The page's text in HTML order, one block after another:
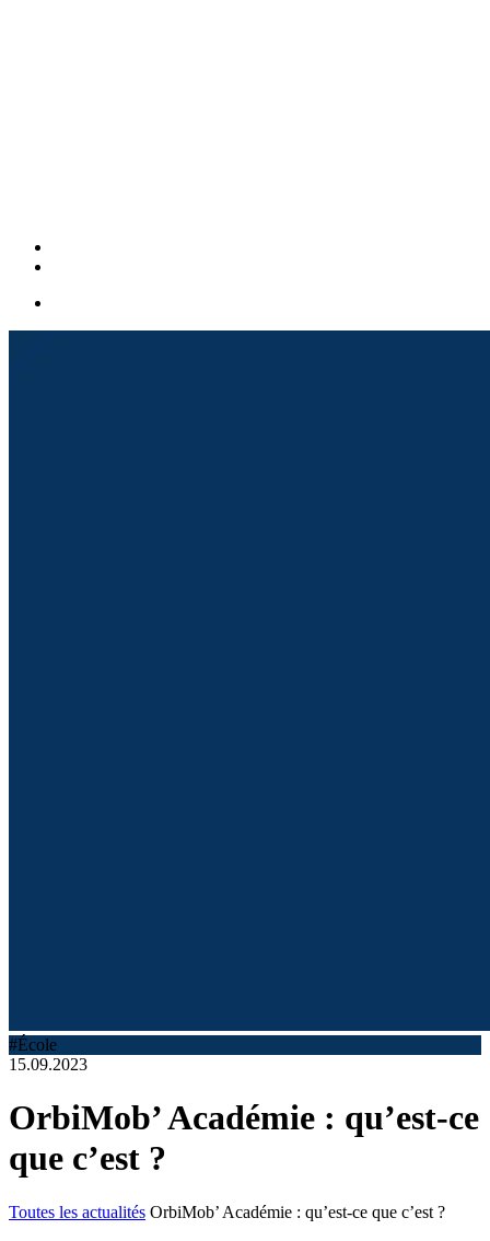
#École
15.09.2023
OrbiMob’ Académie : qu’est-ce
que c’est ?
Toutes les actualités OrbiMob’ Académie : qu’est-ce que c’est ?